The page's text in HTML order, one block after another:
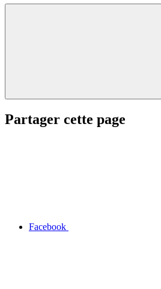
Partager cette page
Facebook